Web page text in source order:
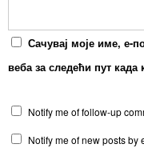
Сачувај моје име, е-
веба за следећи пут
Notify me of follow-up
Notify me of new posts by